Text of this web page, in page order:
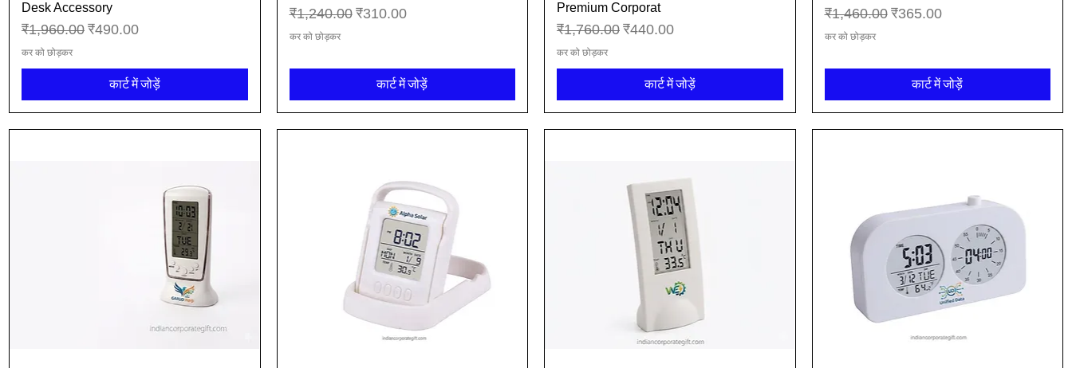
Desk Accessory
नियमित मूल्य
₹1,960.00 बिक्री मूल्य
₹490.00
कर को छोड़कर
कार्ट में जोड़ें
नियमित मूल्य
₹1,240.00 बिक्री मूल्य
₹310.00
कर को छोड़कर
कार्ट में जोड़ें
Premium Corporat
नियमित मूल्य
₹1,760.00 बिक्री मूल्य
₹440.00
कर को छोड़कर
कार्ट में जोड़ें
नियमित मूल्य
₹1,460.00 बिक्री मूल्य
₹365.00
कर को छोड़कर
कार्ट में जोड़ें